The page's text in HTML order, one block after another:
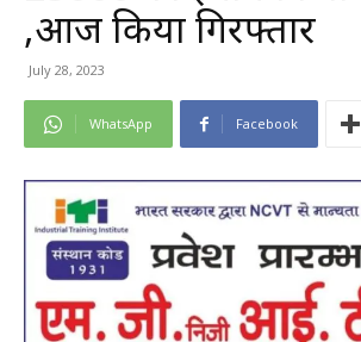
,आज किया गिरफ्तार
July 28, 2023
WhatsApp Facebook